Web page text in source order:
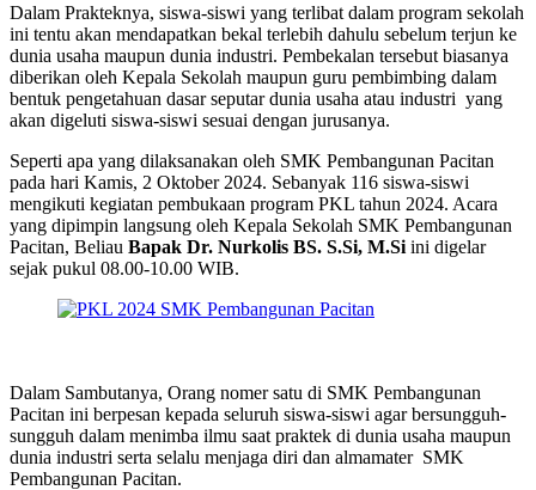
Dalam Prakteknya, siswa-siswi yang terlibat dalam program sekolah
ini tentu akan mendapatkan bekal terlebih dahulu sebelum terjun ke
dunia usaha maupun dunia industri. Pembekalan tersebut biasanya
diberikan oleh Kepala Sekolah maupun guru pembimbing dalam
bentuk pengetahuan dasar seputar dunia usaha atau industri yang
akan digeluti siswa-siswi sesuai dengan jurusanya.
Seperti apa yang dilaksanakan oleh SMK Pembangunan Pacitan
pada hari Kamis, 2 Oktober 2024. Sebanyak 116 siswa-siswi
mengikuti kegiatan pembukaan program PKL tahun 2024. Acara
yang dipimpin langsung oleh Kepala Sekolah SMK Pembangunan
Pacitan, Beliau Bapak Dr. Nurkolis BS. S.Si, M.Si ini digelar
sejak pukul 08.00-10.00 WIB.
Dalam Sambutanya, Orang nomer satu di SMK Pembangunan
Pacitan ini berpesan kepada seluruh siswa-siswi agar bersungguh-
sungguh dalam menimba ilmu saat praktek di dunia usaha maupun
dunia industri serta selalu menjaga diri dan almamater SMK
Pembangunan Pacitan.